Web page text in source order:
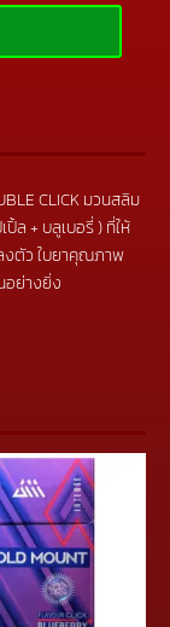
CLICK มวนสลิม
ล + บลูเบอรี่ ) ที่ให้
งตัว ใบยาคุณภาพ
อย่างยิ่ง